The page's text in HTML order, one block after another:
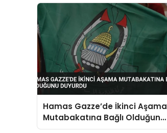
Hamas Gazze’de İkinci Aşama
Mutabakatına Bağlı Olduğunu
Duyurdu